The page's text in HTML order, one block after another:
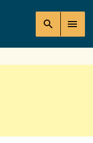
search menu